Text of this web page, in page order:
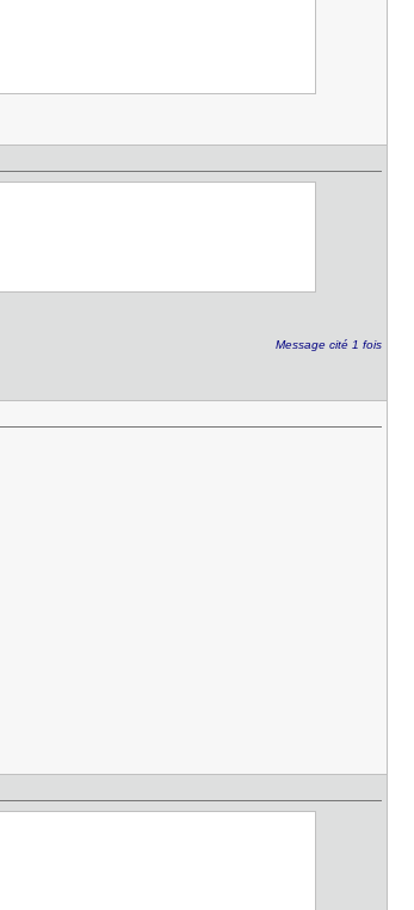
Message cité 1 fois